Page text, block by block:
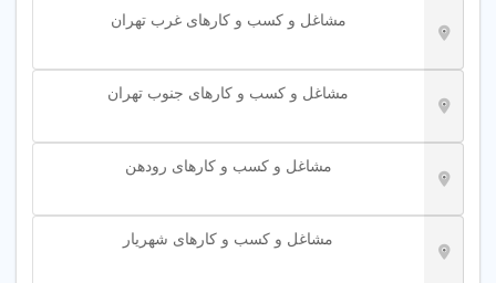
مشاغل و کسب و کارهای غرب تهران
مشاغل و کسب و کارهای جنوب تهران
مشاغل و کسب و کارهای رودهن
مشاغل و کسب و کارهای شهریار